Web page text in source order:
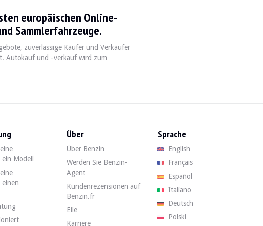
a été produit depuis 2001. Apprécié pour son espace intérieur généreux et sa
Outlander, il est essentiel de vérifier l'historique d'entretien et d'inspecter les
Outlander zum Verkauf. Finden Sie Ihr gebrauchtes Mitsubishi Outlander
europäischen Online-
Sammlerfahrzeuge.
zuverlässige Käufer und Verkäufer
Autokauf und -verkauf wird zum
Modell
Über
Über Benzin
Werden Sie Benzin-
Agent
Kundenrezensionen auf
Benzin.fr
Eile
Karriere
Sprache
English
Français
Español
Italiano
Deutsch
Polski